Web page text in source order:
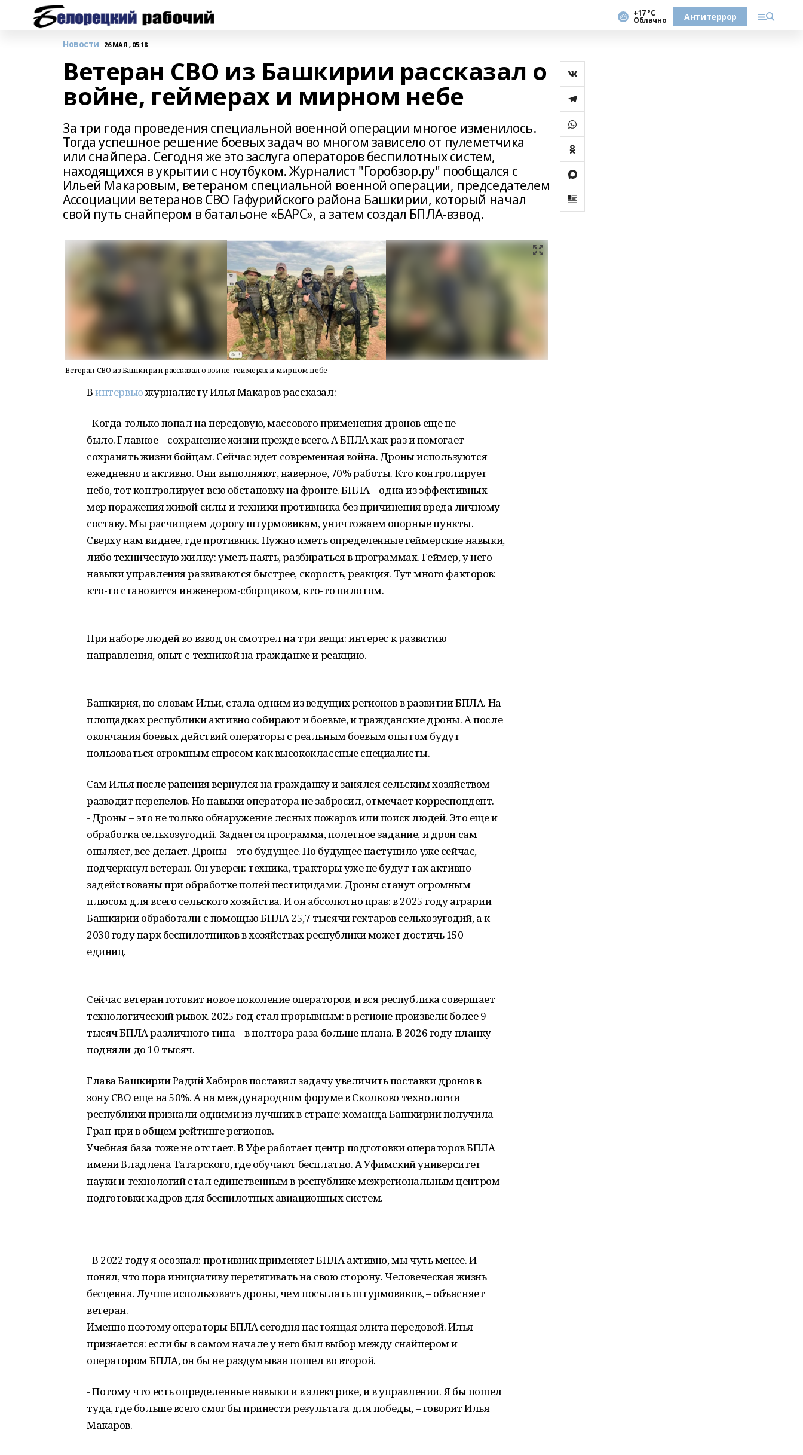
+17 °С
Облачно Антитеррор
Новости 26 МАЯ , 05:18
Ветеран СВО из Башкирии рассказал о
войне, геймерах и мирном небе
За три года проведения специальной военной операции многое изменилось.
Тогда успешное решение боевых задач во многом зависело от пулеметчика
или снайпера. Сегодня же это заслуга операторов беспилотных систем,
находящихся в укрытии с ноутбуком. Журналист "Горобзор.ру" пообщался с
Ильей Макаровым, ветераном специальной военной операции, председателем
Ассоциации ветеранов СВО Гафурийского района Башкирии, который начал
свой путь снайпером в батальоне «БАРС», а затем создал БПЛА-взвод.
Ветеран СВО из Башкирии рассказал о войне, геймерах и мирном небе
Винтервьюжурналисту Илья Макаров рассказал:
- Когда только попал на передовую, массового применения дронов еще не
было. Главное – сохранение жизни прежде всего. А БПЛА как раз и помогает
сохранять жизни бойцам. Сейчас идет современная война. Дроны используются
ежедневно и активно. Они выполняют, наверное, 70% работы. Кто контролирует
небо, тот контролирует всю обстановку на фронте. БПЛА – одна из эффективных
мер поражения живой силы и техники противника без причинения вреда личному
составу. Мы расчищаем дорогу штурмовикам, уничтожаем опорные пункты.
Сверху нам виднее, где противник. Нужно иметь определенные геймерские навыки,
либо техническую жилку: уметь паять, разбираться в программах. Геймер, у него
навыки управления развиваются быстрее, скорость, реакция. Тут много факторов:
кто-то становится инженером-сборщиком, кто-то пилотом.
При наборе людей во взвод он смотрел на три вещи: интерес к развитию
направления, опыт с техникой на гражданке и реакцию.
Башкирия, по словам Ильи, стала одним из ведущих регионов в развитии БПЛА. На
площадках республики активно собирают и боевые, и гражданские дроны. А после
окончания боевых действий операторы с реальным боевым опытом будут
пользоваться огромным спросом как высококлассные специалисты.
Сам Илья после ранения вернулся на гражданку и занялся сельским хозяйством –
разводит перепелов. Но навыки оператора не забросил, отмечает корреспондент.
- Дроны – это не только обнаружение лесных пожаров или поиск людей. Это еще и
обработка сельхозугодий. Задается программа, полетное задание, и дрон сам
опыляет, все делает. Дроны – это будущее. Но будущее наступило уже сейчас, –
подчеркнул ветеран. Он уверен: техника, тракторы уже не будут так активно
задействованы при обработке полей пестицидами. Дроны станут огромным
плюсом для всего сельского хозяйства. И он абсолютно прав: в 2025 году аграрии
Башкирии обработали с помощью БПЛА 25,7 тысячи гектаров сельхозугодий, а к
2030 году парк беспилотников в хозяйствах республики может достичь 150
единиц.
Сейчас ветеран готовит новое поколение операторов, и вся республика совершает
технологический рывок. 2025 год стал прорывным: в регионе произвели более 9
тысяч БПЛА различного типа – в полтора раза больше плана. В 2026 году планку
подняли до 10 тысяч.
Глава Башкирии Радий Хабиров поставил задачу увеличить поставки дронов в
зону СВО еще на 50%. А на международном форуме в Сколково технологии
республики признали одними из лучших в стране: команда Башкирии получила
Гран-при в общем рейтинге регионов.
Учебная база тоже не отстает. В Уфе работает центр подготовки операторов БПЛА
имени Владлена Татарского, где обучают бесплатно. А Уфимский университет
науки и технологий стал единственным в республике межрегиональным центром
подготовки кадров для беспилотных авиационных систем.
- В 2022 году я осознал: противник применяет БПЛА активно, мы чуть менее. И
понял, что пора инициативу перетягивать на свою сторону. Человеческая жизнь
бесценна. Лучше использовать дроны, чем посылать штурмовиков, – объясняет
ветеран.
Именно поэтому операторы БПЛА сегодня настоящая элита передовой. Илья
признается: если бы в самом начале у него был выбор между снайпером и
оператором БПЛА, он бы не раздумывая пошел во второй.
- Потому что есть определенные навыки и в электрике, и в управлении. Я бы пошел
туда, где больше всего смог бы принести результата для победы, – говорит Илья
Макаров.